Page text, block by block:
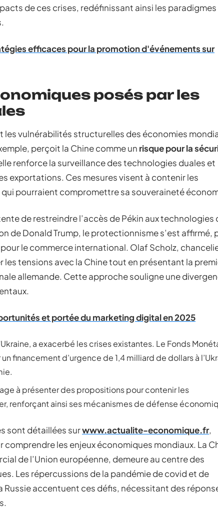
de ces crises, redéfinissant ainsi les paradigmes
efficaces pour la promotion d'événements sur
posés par les
les vulnérabilités structurelles des économies
perçoit la Chine comme un risque pour la
renforce la surveillance des technologies duales et
exportations. Ces mesures visent à contenir les
pourraient compromettre sa souveraineté
de restreindre l’accès de Pékin aux technologies
de Donald Trump, le protectionnisme s’est affirmé,
le commerce international. Olaf Scholz,
les tensions avec la Chine tout en présentant la
allemande. Cette approche souligne une
et portée du marketing digital en 2025
a exacerbé les crises existantes. Le Fonds
financement d’urgence de 1,4 milliard de dollars à
à présenter des propositions pour contenir les
renforçant ainsi ses mécanismes de défense
sont détaillées surwww.actualite-economique.fr,
les enjeux économiques mondiaux. La
de l’Union européenne, demeure au centre des
Les répercussions de la pandémie de covid et de
Russie accentuent ces défis, nécessitant des